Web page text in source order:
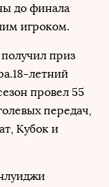
до финала
игроком.
приз
летний
провел 55
передач,
Кубок и